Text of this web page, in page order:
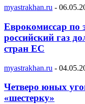
myastrakhan.ru -
Еврокомиссар по
российский газ
стран ЕС
myastrakhan.ru -
Четверо юных
«шестерку»